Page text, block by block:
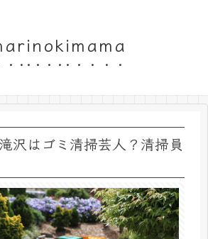
沢はゴミ清掃芸人？清掃員